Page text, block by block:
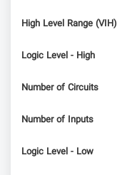
High Level Range (VIH)
Logic Level - High
Number of Circuits
Number of Inputs
Logic Level - Low